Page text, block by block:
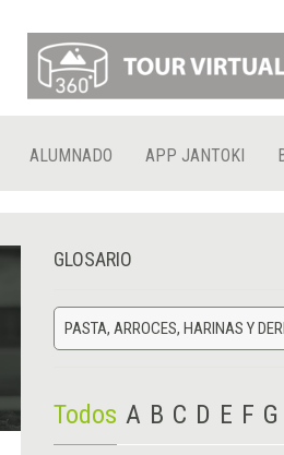
ALUMNADO APP JANTOKI
GLOSARIO
PASTA, ARROCES, HARINAS Y
Todos A B C D E F G